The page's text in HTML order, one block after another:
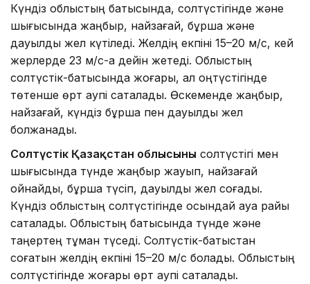
Күндіз облыстың батысында, солтүстігінде және
шығысында жаңбыр, найзағай, бұршақ және
дауылды жел күтіледі. Желдің екпіні 15–20 м/с, кей
жерлерде 23 м/с-қа дейін жетеді. Облыстың
солтүстік-батысында жоғары, ал оңтүстігінде
төтенше өрт қаупі сақталады. Өскеменде жаңбыр,
найзағай, күндіз бұршақ пен дауылды жел
болжанады.
Солтүстік Қазақстан облысының солтүстігі мен
шығысында түнде жаңбыр жауып, найзағай
ойнайды, бұршақ түсіп, дауылды жел соғады.
Күндіз облыстың солтүстігінде осындай ауа райы
сақталады. Облыстың батысында түнде және
таңертең тұман түседі. Солтүстік-батыстан
соғатын желдің екпіні 15–20 м/с болады. Облыстың
солтүстігінде жоғары өрт қаупі сақталады.